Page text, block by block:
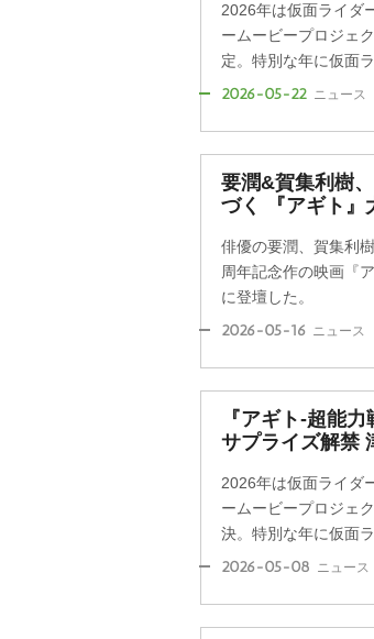
2026年は仮面ライダ
ームービープロジェ
定。特別な年に仮面
2026-05-22 ニュース
要潤&賀集利樹
づく 『アギト』
俳優の要潤、賀集利
周年記念作の映画『
に登壇した。
2026-05-16 ニュース
『アギト-超能
サプライズ解禁
2026年は仮面ライダ
ームービープロジェ
決。特別な年に仮面
2026-05-08 ニュース